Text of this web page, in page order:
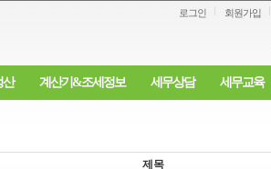
로그인 회원가입
산 계산기&조세정보 세무상담 세무교육
제목